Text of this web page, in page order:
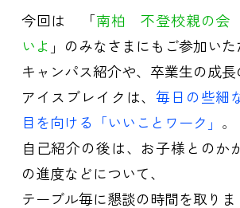
今回は 「南柏 不登校親の会
いよ 」のみなさまにもご参加いた
キャンパス紹介や、卒業生の成長
アイスブレイクは、毎日の些細
目を向ける「いいことワーク」 。
自己紹介の後は、お子様とのか
の進度などについて、
テーブル毎に懇談の時間を取りま